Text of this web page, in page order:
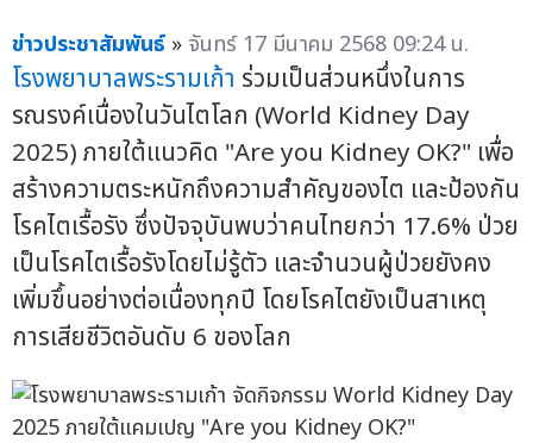
ข่าวประชาสัมพันธ์ » จันทร์ 17 มีนาคม 2568 09:24 น.
โรงพยาบาลพระรามเก้า ร่วมเป็นส่วนหนึ่งในการ
รณรงค์เนื่องในวันไตโลก (World Kidney Day
2025) ภายใต้แนวคิด "Are you Kidney OK?" เพื่อ
สร้างความตระหนักถึงความสำคัญของไต และป้องกัน
โรคไตเรื้อรัง ซึ่งปัจจุบันพบว่าคนไทยกว่า 17.6% ป่วย
เป็นโรคไตเรื้อรังโดยไม่รู้ตัว และจำนวนผู้ป่วยยังคง
เพิ่มขึ้นอย่างต่อเนื่องทุกปี โดยโรคไตยังเป็นสาเหตุ
การเสียชีวิตอันดับ 6 ของโลก